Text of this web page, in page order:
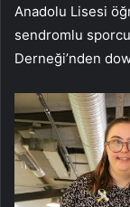
Anadolu Lisesi
sendromlu
Derneği’nden